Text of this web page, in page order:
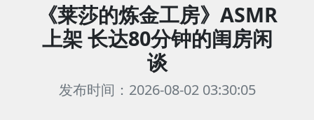
《莱莎的炼金工房》ASMR
上架 长达80分钟的闺房闲
谈
发布时间：2026-08-02 03:30:05